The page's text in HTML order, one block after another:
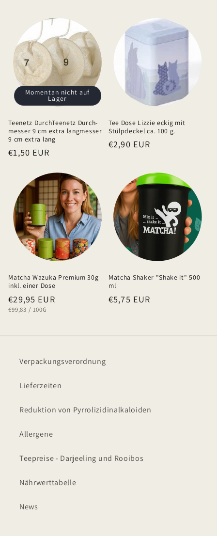
a
l
t
Momentan nicht auf
Lager
Teenetz DurchTeenetz Durch-
messer 9 cm extra langmesser
9 cm extra lang
Normaler
€1,50 EUR
Tee Dose Lizzie eckig mit
Stülpdeckel ca. 100 g.
Normaler
€2,90 EUR
Matcha Wazuka Premium 30g
inkl. einer Dose
Normaler
Preis
€29,95 EUR
GRUNDPREIS
€99,83 / PRO
100G
Matcha Shaker "Shake it" 500
ml
Normaler
€5,75 EUR
Verpackungsverordnung
Lieferzeiten
Reduktion von Pyrrolizidinalkaloiden
Allergene
Teepreise - Darjeeling und Rooibos
Nährwerttabelle
News